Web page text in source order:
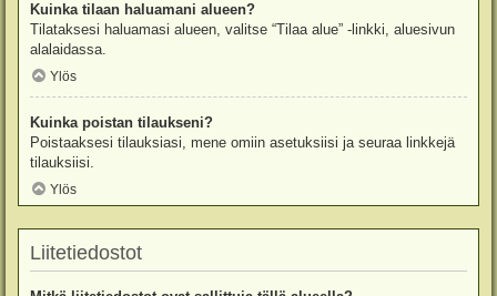
Kuinka tilaan haluamani alueen?
Tilataksesi haluamasi alueen, valitse “Tilaa alue” -linkki, aluesivun
alalaidassa.
Ylös
Kuinka poistan tilaukseni?
Poistaaksesi tilauksiasi, mene omiin asetuksiisi ja seuraa linkkejä
tilauksiisi.
Ylös
Liitetiedostot